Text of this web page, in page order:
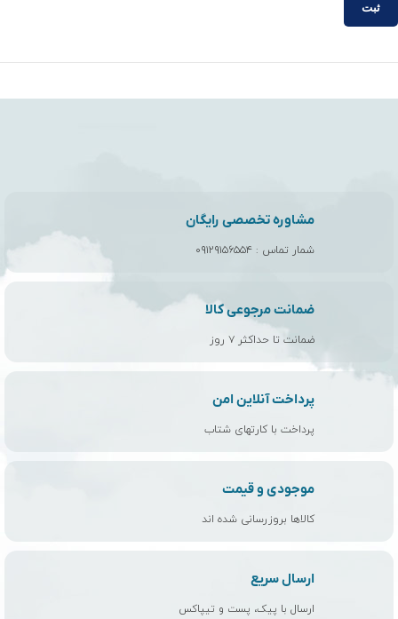
مشاوره تخصصی رایگان
شمار تماس : ۰۹۱۲۹۱۵۶۵۵۴
ضمانت مرجوعی کالا
ضمانت تا حداکثر ۷ روز
پرداخت آنلاین امن
پرداخت با کارتهای شتاب
موجودی و قیمت
کالاها بروزرسانی شده اند
ارسال سریع
ارسال با پیک، پست و تیپاکس